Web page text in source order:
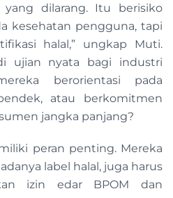
dilarang. Itu berisiko
kesehatan pengguna, tapi
halal,” ungkap Muti.
ujian nyata bagi industri
berorientasi pada
atau berkomitmen
jangka panjang?
peran penting. Mereka
label halal, juga harus
izin edar BPOM dan